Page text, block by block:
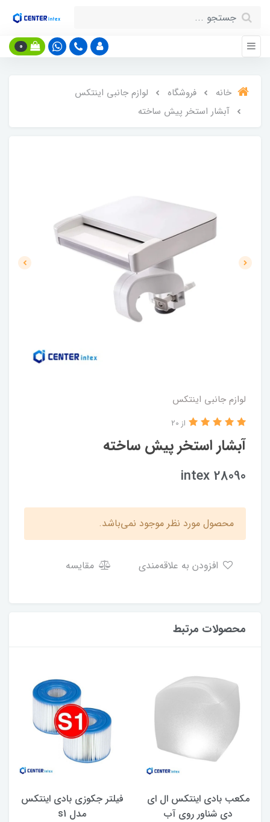
0
خانه فروشگاه
لوازم جانبی اینتکس
آبشار استخر پیش ساخته
لوازم جانبی اینتکس
آبشار استخر پیش ساخته
از 20
intex 28090
محصول مورد نظر موجود نمی‌باشد.
مقایسه
محصولات مرتبط
مکعب بادی اینتکس ال ای
دی شناور روی آب
فیلتر جکوزی بادی اینتکس
مدل s1